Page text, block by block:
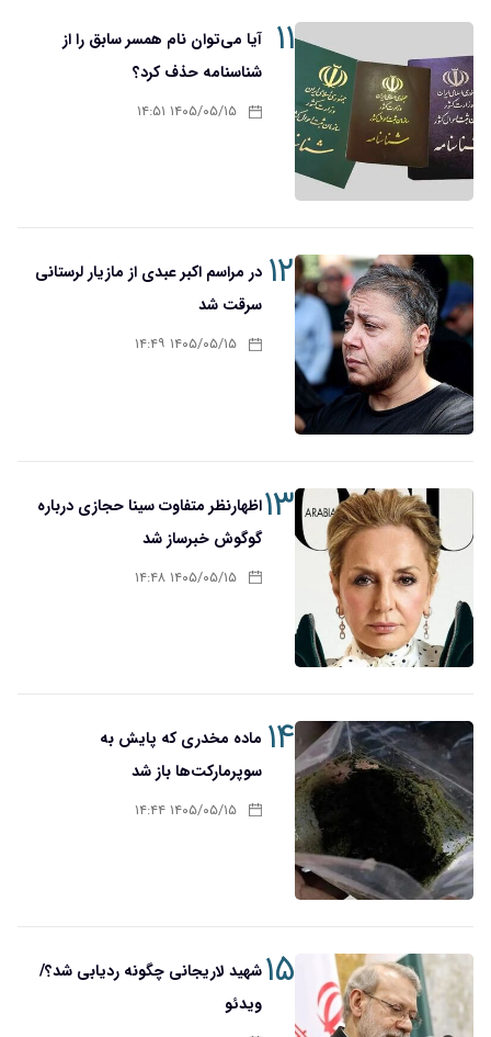
۱۱
آیا می‌توان نام همسر سابق را از
شناسنامه حذف کرد؟
۱۴۰۵/۰۵/۱۵ ۱۴:۵۱
۱۲ در مراسم اکبر عبدی از مازیار لرستانی
سرقت شد
۱۴۰۵/۰۵/۱۵ ۱۴:۴۹
۱۳اظهارنظر متفاوت سینا حجازی درباره
گوگوش خبرساز شد
۱۴۰۵/۰۵/۱۵ ۱۴:۴۸
۱۴ ماده مخدری که پایش به
سوپرمارکت‌ها باز شد
۱۴۰۵/۰۵/۱۵ ۱۴:۴۴
۱۵شهید لاریجانی چگونه ردیابی شد؟/
ویدئو